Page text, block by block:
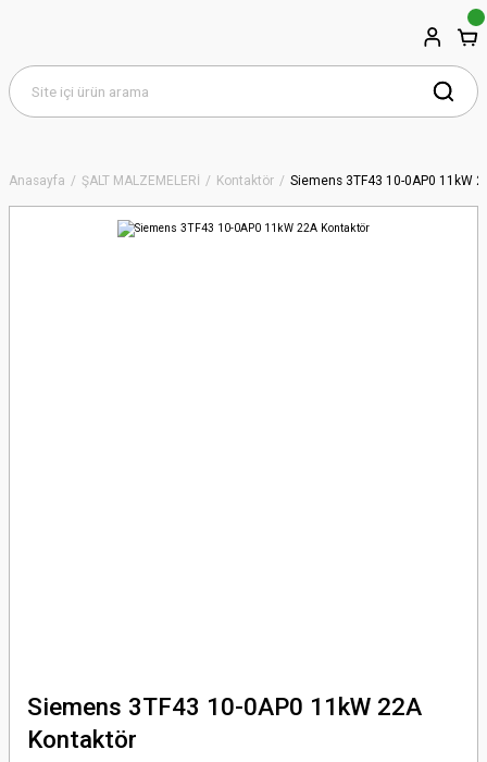
Anasayfa ŞALT MALZEMELERİ Kontaktör Siemens 3TF43 10-0AP0 11kW
Siemens 3TF43 10-0AP0 11kW 22A
Kontaktör